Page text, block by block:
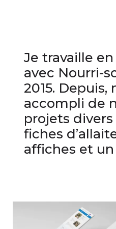
Je travaille
avec Nourri-
2015. Depuis,
accompli de
projets divers
fiches
affiches et un